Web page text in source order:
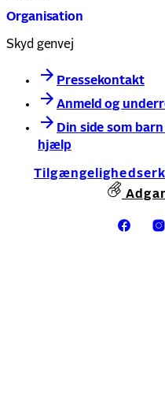
Organisation
Skyd genvej
Pressekontakt
Anmeld og
Din side som
hjælp